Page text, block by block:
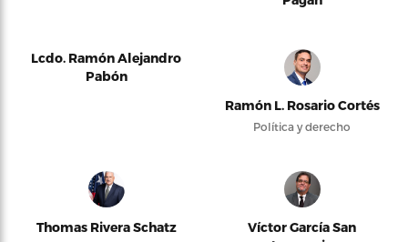
Lcdo. Ramón Alejandro
Pabón
Ramón L. Rosario Cortés
Política y derecho
Thomas Rivera Schatz
Víctor García San